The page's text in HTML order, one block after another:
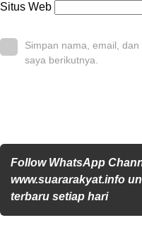
Situs Web
Simpan nama, email,
saya berikutnya.
Follow WhatsApp
www.suararakyat.info
terbaru setiap hari